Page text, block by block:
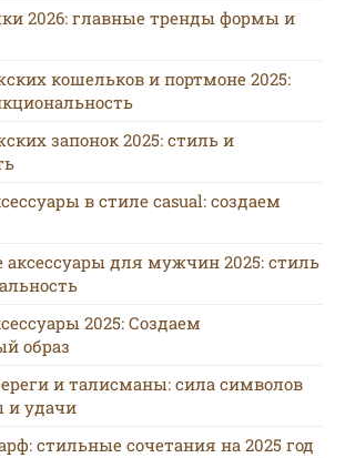
2026: главные тренды формы и
кошельков и портмоне 2025:
запонок 2025: стиль и
в стиле casual: создаем
для мужчин 2025: стиль
2025: Создаем
образ
и талисманы: сила символов
и удачи
стильные сочетания на 2025 год